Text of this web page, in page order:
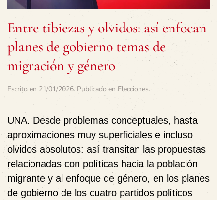
Entre tibiezas y olvidos: así enfocan
planes de gobierno temas de
migración y género
Escrito en 21/01/2026. Publicado en Elecciones.
UNA. Desde problemas conceptuales, hasta
aproximaciones muy superficiales e incluso
olvidos absolutos: así transitan las propuestas
relacionadas con políticas hacia la población
migrante y al enfoque de género, en los planes
de gobierno de los cuatro partidos políticos